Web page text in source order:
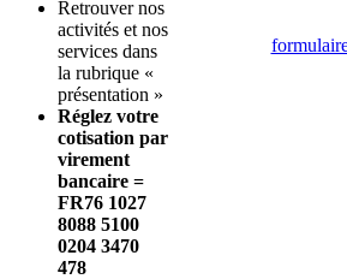
Retrouver nos
activités et nos
services dans
la rubrique «
présentation »
Réglez votre
cotisation par
virement
bancaire =
FR76 1027
8088 5100
0204 3470
478